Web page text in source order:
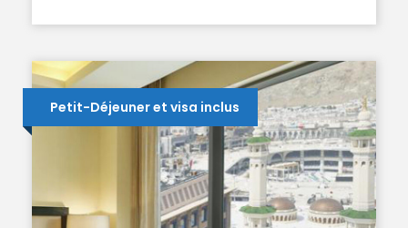
Petit-Déjeuner et visa inclus